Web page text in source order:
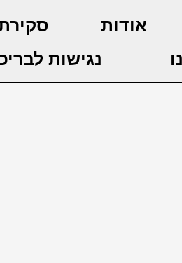
אודות
נגישות